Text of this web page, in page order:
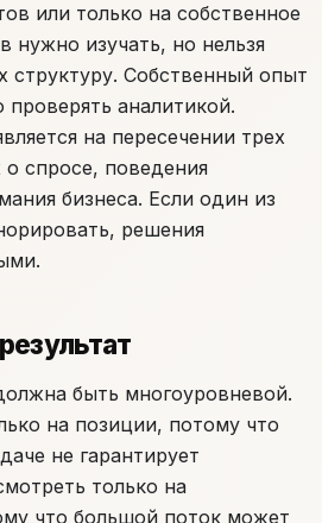
или только на собственное
нужно изучать, но нельзя
структуру. Собственный опыт
аналитикой.
на пересечении трех
спросе, поведения
бизнеса. Если один из
решения
быть многоуровневой.
на позиции, потому что
не гарантирует
только на
что большой поток может